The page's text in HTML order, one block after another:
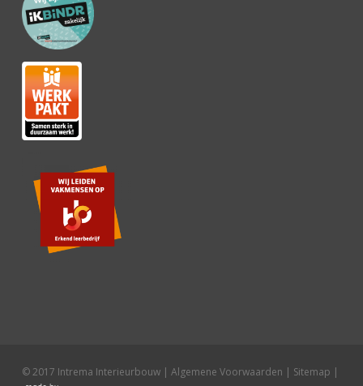
© 2017 Intrema Interieurbouw | Algemene Voorwaarden | Sitemap |